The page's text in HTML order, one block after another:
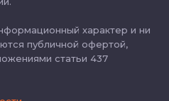
характер и ни
публичной офертой,
статьи 437